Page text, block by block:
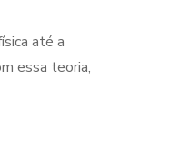
até a
essa teoria,